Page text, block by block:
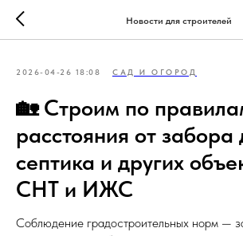
Новости для строителей
2026-04-26 18:08 САД И ОГОРОД
🏡 Строим по
расстояния от
септика и других
СНТ и ИЖС
Соблюдение градостроительных норм —